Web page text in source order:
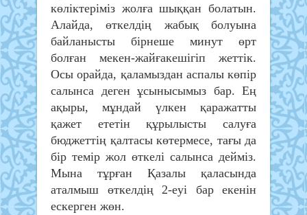
көліктеріміз жолға шыққан болатын.
Алайда, өткелдің жабық болуына
байланысты бірнеше минут өрт
болған мекен-жайғакешігіп жеттік.
Осы орайда, қаламыздан аспалы көпір
салынса деген ұсынысымыз бар. Ең
ақыры, мұндай үлкен қаражатты
қажет ететін құрылысты салуға
бюджеттің қалтасы көтермесе, тағы да
бір темір жол өткелі салынса дейміз.
Мына тұрған Қазалы қаласында
аталмыш өткелдің 2-еуі бар екенін
ескерген жөн.